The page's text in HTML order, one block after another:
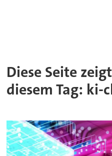
Diese Seite
diesem Tag: ki-